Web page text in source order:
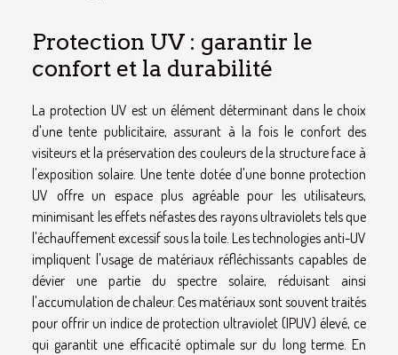
Protection UV : garantir le
confort et la durabilité
La protection UV est un élément déterminant dans le choix
d'une tente publicitaire, assurant à la fois le confort des
visiteurs et la préservation des couleurs de la structure face à
l'exposition solaire. Une tente dotée d'une bonne protection
UV offre un espace plus agréable pour les utilisateurs,
minimisant les effets néfastes des rayons ultraviolets tels que
l'échauffement excessif sous la toile. Les technologies anti-UV
impliquent l'usage de matériaux réfléchissants capables de
dévier une partie du spectre solaire, réduisant ainsi
l'accumulation de chaleur. Ces matériaux sont souvent traités
pour offrir un indice de protection ultraviolet (IPUV) élevé, ce
qui garantit une efficacité optimale sur du long terme. En